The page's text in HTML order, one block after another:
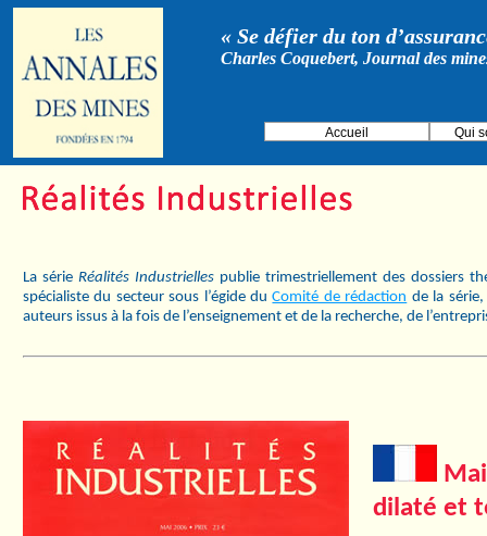
« Se défier du ton
Charles Coquebert, Journal des
Accueil Qui
La série Réalités Industrielles publie trimestriellement des dossiers
spécialiste du secteur sous l’égide duComité de rédaction de la
auteurs issus à la fois de l’enseignement et de la recherche, de
dilaté et